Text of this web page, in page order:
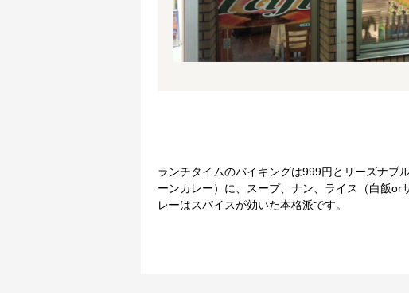
ランチタイムのバイキングは999円とリーズナブ
ーンカレー）に、スープ、ナン、ライス（白飯
レーはスパイスが効いた本格派です。